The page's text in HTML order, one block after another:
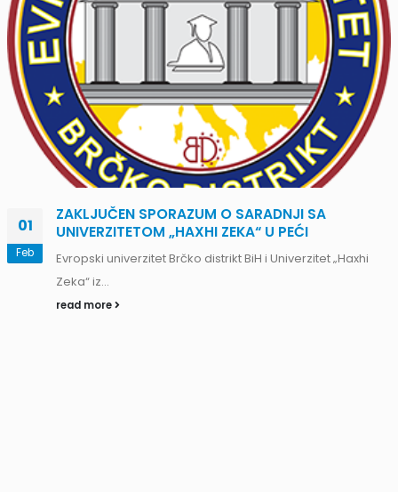
01
Feb
ZAKLJUČEN SPORAZUM O SARADNJI SA
UNIVERZITETOM „HAXHI ZEKA“ U PEĆI
Evropski univerzitet Brčko distrikt BiH i Univerzitet „Haxhi
Zeka“ iz...
read more